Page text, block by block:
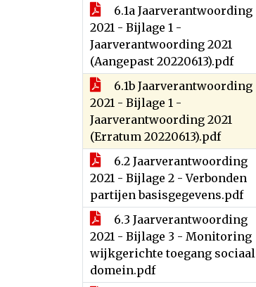
6.1a Jaarverantwoording
2021 - Bijlage 1 -
Jaarverantwoording 2021
(Aangepast 20220613).pdf
6.1b Jaarverantwoording
2021 - Bijlage 1 -
Jaarverantwoording 2021
(Erratum 20220613).pdf
6.2 Jaarverantwoording
2021 - Bijlage 2 - Verbonden
partijen basisgegevens.pdf
6.3 Jaarverantwoording
2021 - Bijlage 3 - Monitoring
wijkgerichte toegang sociaal
domein.pdf